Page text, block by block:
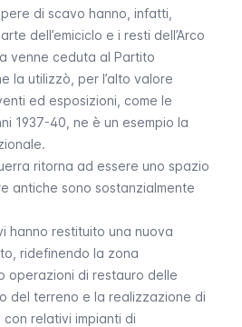
di scavo hanno, infatti,
dell’emiciclo e i resti dell’Arco
venne ceduta al Partito
la utilizzò, per l’alto valore
ed esposizioni, come le
1937-40, ne è un esempio la
ritorna ad essere uno spazio
antiche sono sostanzialmente
hanno restituito una nuova
ridefinendo la zona
operazioni di restauro delle
del terreno e la realizzazione di
relativi impianti di